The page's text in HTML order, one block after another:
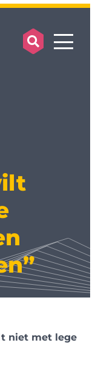
search
niet met lege